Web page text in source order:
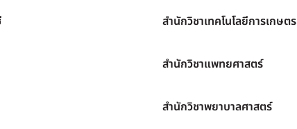
สำนักวิชาเทคโนโลยีการเกษตร
สำนักวิชาแพทยศาสตร์
สำนักวิชาพยาบาลศาสตร์